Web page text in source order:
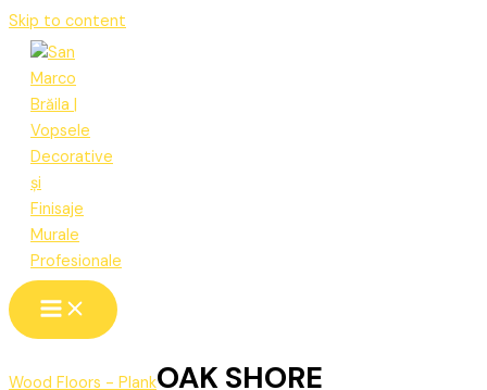
Skip to content
Wood Floors - PlankOAK SHORE